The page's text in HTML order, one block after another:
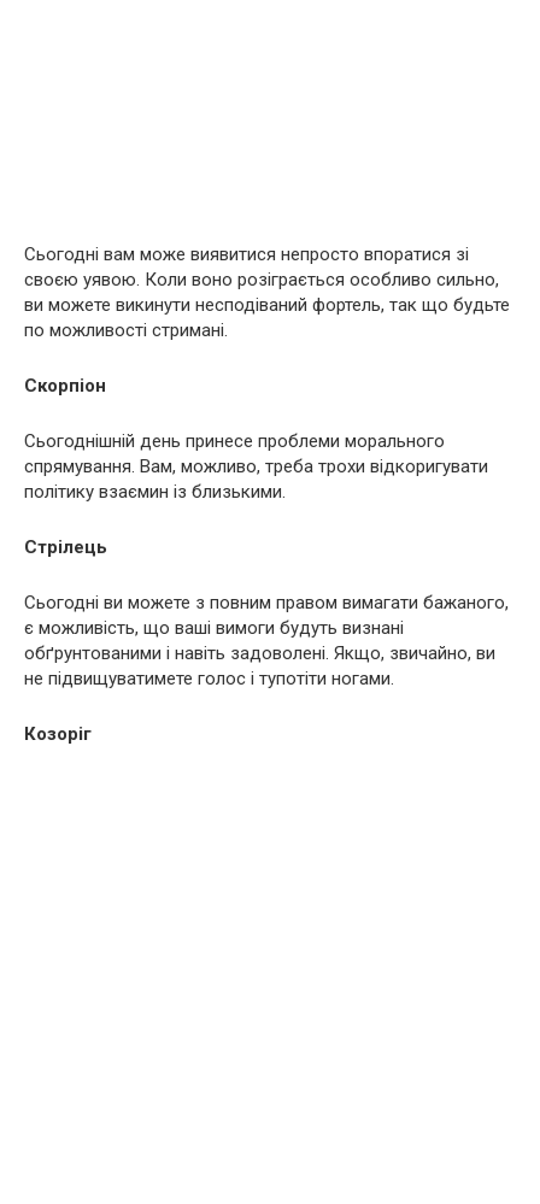
Сьогодні вам може виявитися непросто впоратися зі
своєю уявою. Коли воно розіграється особливо сильно,
ви можете викинути несподіваний фортель, так що будьте
по можливості стримані.
Скорпіон
Сьогоднішній день принесе проблеми морального
спрямування. Вам, можливо, треба трохи відкоригувати
політику взаємин із близькими.
Стрілець
Сьогодні ви можете з повним правом вимагати бажаного,
є можливість, що ваші вимоги будуть визнані
обґрунтованими і навіть задоволені. Якщо, звичайно, ви
не підвищуватимете голос і тупотіти ногами.
Козоріг